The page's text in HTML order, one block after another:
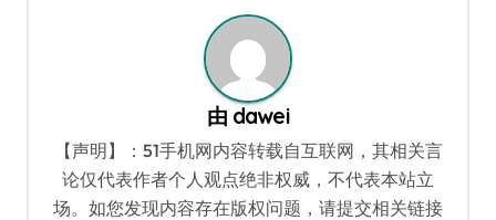
由 dawei
【声明】：51手机网内容转载自互联网，其相关言
论仅代表作者个人观点绝非权威，不代表本站立
场。如您发现内容存在版权问题，请提交相关链接